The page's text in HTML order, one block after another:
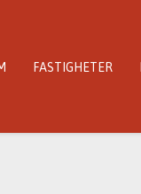
FASTIGHETER